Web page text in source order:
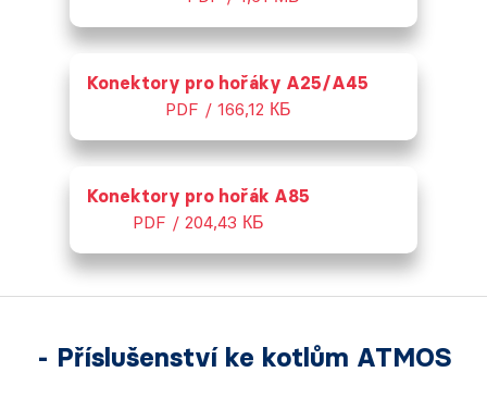
Konektory pro hořáky A25/A45
PDF / 166,12 КБ
Konektory pro hořák A85
PDF / 204,43 КБ
- Příslušenství ke kotlům ATMOS